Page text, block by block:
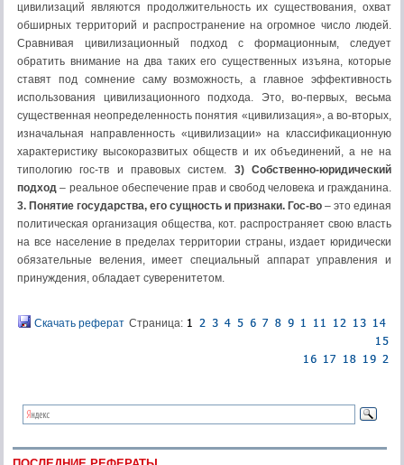
цивилизаций являются продолжительность их существования, охват
обширных территорий и распространение на огромное число людей.
Сравнивая цивилизационный подход с формационным, следует
обратить внимание на два таких его существенных изъяна, которые
ставят под сомнение саму возможность, а главное эффективность
использования цивилизационного подхода. Это, во-первых, весьма
существенная неопределенность понятия «цивилизация», а во-вторых,
изначальная направленность «цивилизации» на классификационную
характеристику высокоразвитых обществ и их объединений, а не на
типологию гос-тв и правовых систем. 3) Собственно-юридический
подход – реальное обеспечение прав и свобод человека и гражданина.
3. Понятие государства, его сущность и признаки. Гос-во – это единая
политическая организация общества, кот. распространяет свою власть
на все население в пределах территории страны, издает юридически
обязательные веления, имеет специальный аппарат управления и
принуждения, обладает суверенитетом.
Скачать реферат Страница: